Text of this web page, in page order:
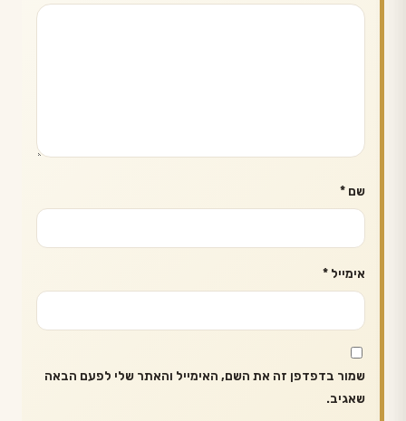
שם *
אימייל *
שמור בדפדפן זה את השם, האימייל והאתר שלי לפעם הבאה
שאגיב.